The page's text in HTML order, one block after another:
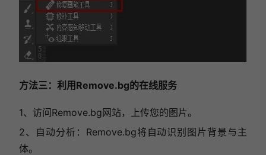
方法三：利用Remove.bg的在线服务
1、访问Remove.bg网站，上传您的图片。
2、自动分析：Remove.bg将自动识别图片背景与主
体。